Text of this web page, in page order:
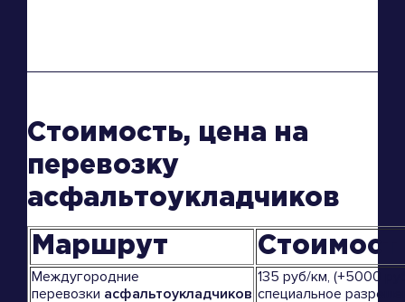
Стоимость, цена на
перевозку
асфальтоукладчиков
Маршрут
Междугородние
перевозки асфальтоукладчиков
135 руб/км, (+5000
специальное